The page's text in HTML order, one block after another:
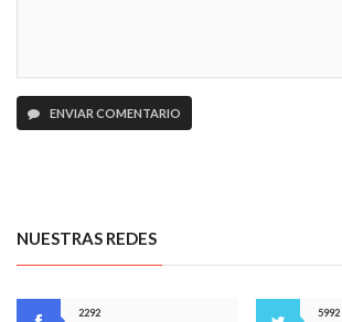
ENVIAR COMENTARIO
NUESTRAS REDES
2292
5992